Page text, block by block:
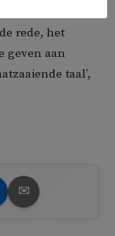
rede, het
geven aan
taal’,
✉